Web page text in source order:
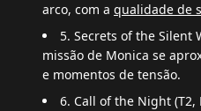
arco, com a qualidade de
5. Secrets of the Silent
missão de Monica se
e momentos de tensão.
6. Call of the Night (T2,